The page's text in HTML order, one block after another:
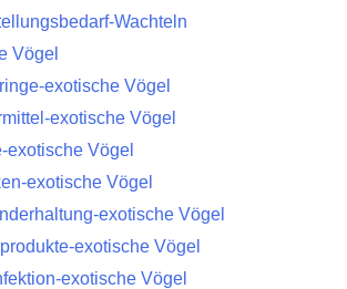
Wachteln
Vögel
exotische Vögel
exotische Vögel
exotische Vögel
exotische Vögel
exotische Vögel
exotische Vögel
exotische Vögel